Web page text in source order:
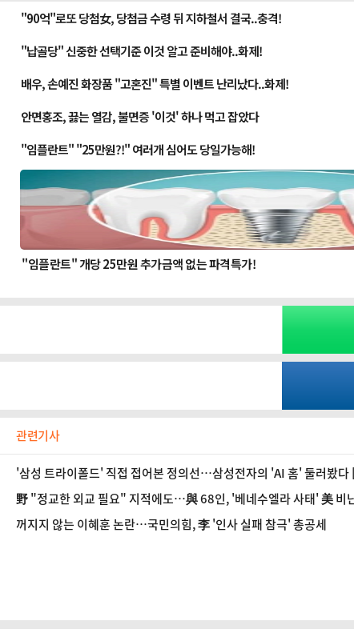
관련기사
'삼성 트라이폴드' 직접 접어본 정의선…삼성전자의 'AI 홈' 둘러봤
野 "정교한 외교 필요" 지적에도…與 68인, '베네수엘라 사태' 美 비
꺼지지 않는 이혜훈 논란…국민의힘, 李 '인사 실패 참극' 총공세